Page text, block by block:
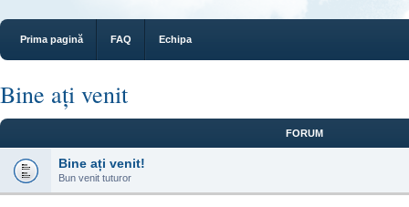
Prima pagină FAQ Echipa
Bine ați venit
FORUM
Bine ați venit!
Bun venit tuturor